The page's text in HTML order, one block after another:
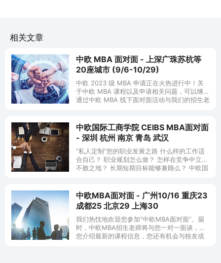
相关文章
中欧 MBA 面对面 - 上深广珠苏杭等
20座城市 (9/6-10/29)
中欧 2023 级 MBA 申请正在火热进行中！关
于中欧 MBA 课程以及申请相关问题，可以继续
通过中欧 MBA 线下面对面活动与我们的招生老
中欧国际工商学院 CEIBS MBA面对面
- 深圳 杭州 南京 青岛 武汉
“私人定制”您的职业发展之路 什么样的工作适
合自己？ 职业规划怎么做？ 怎样在竞争中立于
不败之地？ 长期短期目标能够兼顾么？ 中欧国
中欧MBA面对面 - 广州10/16 重庆23
成都25 北京29 上海30
我们热忱地欢迎您参加“中欧MBA面对面”。届
时，中欧MBA招生老师将与您一对一面谈，向
您介绍最新的课程信息，您还有机会与校友或